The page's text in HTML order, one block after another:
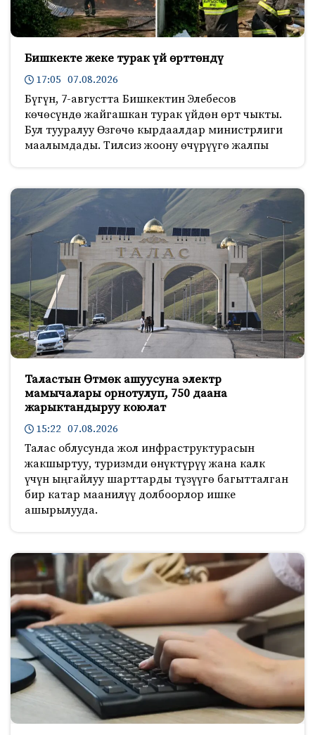
Бишкекте жеке турак үй өрттөндү
17:05 07.08.2026
Бүгүн, 7-августта Бишкектин Элебесов
көчөсүндө жайгашкан турак үйдөн өрт чыкты.
Бул тууралуу Өзгөчө кырдаалдар министрлиги
маалымдады. Тилсиз жоону өчүрүүгө жалпы
Таластын Өтмөк ашуусуна электр
мамычалары орнотулуп, 750 даана
жарыктандыруу коюлат
15:22 07.08.2026
Талас облусунда жол инфраструктурасын
жакшыртуу, туризмди өнүктүрүү жана калк
үчүн ыңгайлуу шарттарды түзүүгө багытталган
бир катар маанилүү долбоорлор ишке
ашырылууда.